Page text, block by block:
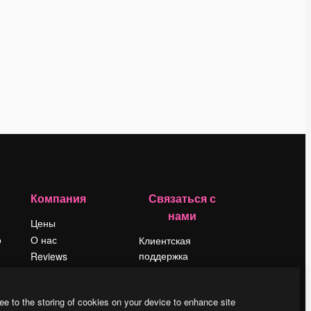
Компания
Цены
О нас
Reviews
Блог
Связаться с
нами
Клиентская
поддержка
LinkedIn
to the storing of cookies on your device to enhance site